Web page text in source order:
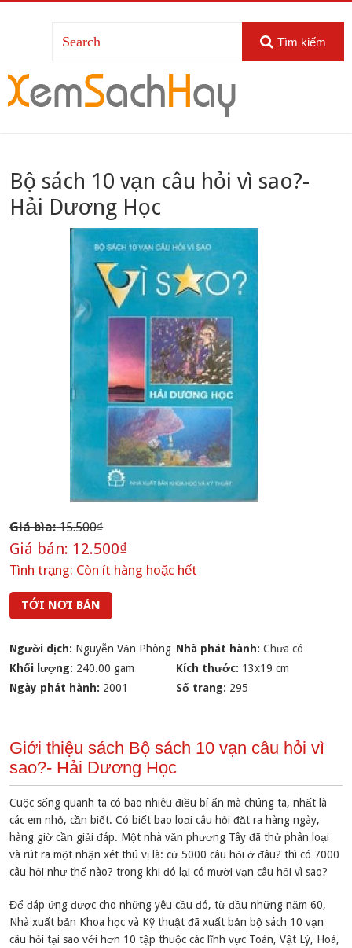
Tìm kiếm
Bộ sách 10 vạn câu hỏi vì sao?-
Hải Dương Học
Giá bìa:15.500₫
Giá bán: 12.500₫
Tình trạng: Còn ít hàng hoặc hết
TỚI NƠI BÁN
Người dịch: Nguyễn Vǎn Phòng Nhà phát hành: Chưa có
Khối lượng: 240.00 gam Kích thước: 13x19 cm
Ngày phát hành: 2001 Số trang: 295
Giới thiệu sách Bộ sách 10 vạn câu hỏi vì
sao?- Hải Dương Học
Cuộc sống quanh ta có bao nhiêu điều bí ẩn mà chúng ta, nhất là
các em nhỏ, cần biết. Có biết bao loại câu hỏi đặt ra hàng ngày,
hàng giờ cần giải đáp. Một nhà vǎn phương Tây đã thử phân loại
và rút ra một nhận xét thú vị là: cứ 5000 câu hỏi ở đâu? thì có 7000
câu hỏi như thế nào? trong khi đó lại có mười vạn câu hỏi vì sao?
Để đáp ứng được cho những yêu cầu đó, từ đầu những nǎm 60,
Nhà xuất bản Khoa học và Kỹ thuật đã xuất bản bộ sách 10 vạn
câu hỏi tại sao với hơn 10 tập thuộc các lĩnh vực Toán, Vật Lý, Hoá,